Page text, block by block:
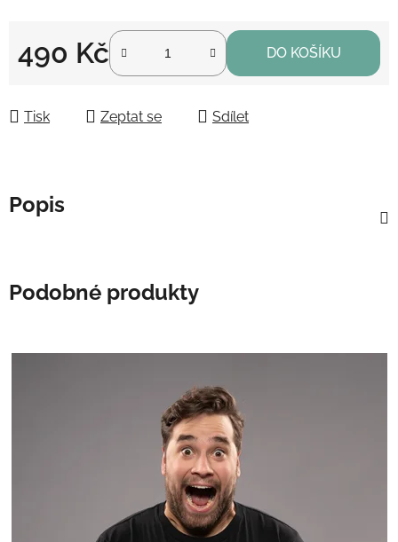
490 Kč DO KOŠÍKU
Tisk Zeptat se Sdílet
Popis
Podobné produkty